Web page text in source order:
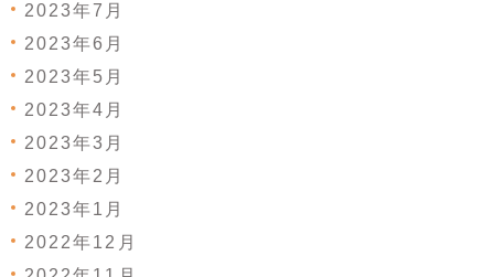
2023年7月
2023年6月
2023年5月
2023年4月
2023年3月
2023年2月
2023年1月
2022年12月